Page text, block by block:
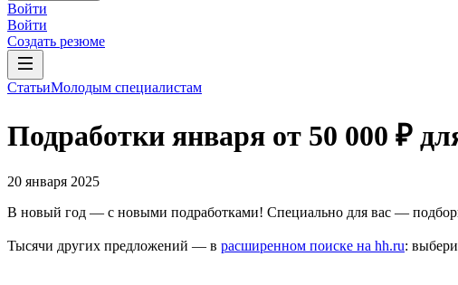
Войти
Войти
Создать резюме
СтатьиМолодым специалистам
Подработки января от 50 000 ₽
20 января 2025
В новый год — с новыми подработками! Специально для вас —
Тысячи других предложений — в расширенном поиске на hh.ru: